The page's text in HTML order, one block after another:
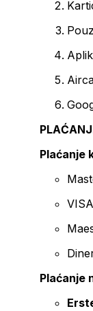
Plaćanje
VISA
Plaćanje